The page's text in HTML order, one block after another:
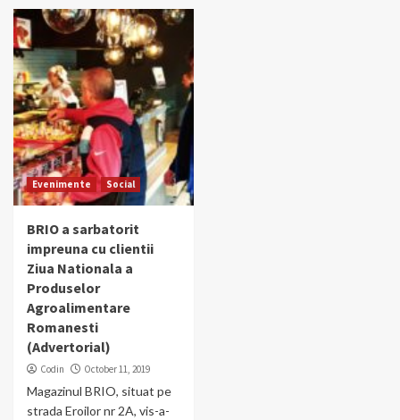
Evenimente Social
BRIO a sarbatorit
impreuna cu clientii
Ziua Nationala a
Produselor
Agroalimentare
Romanesti
(Advertorial)
Codin October 11, 2019
Magazinul BRIO, situat pe
strada Eroilor nr 2A, vis-a-